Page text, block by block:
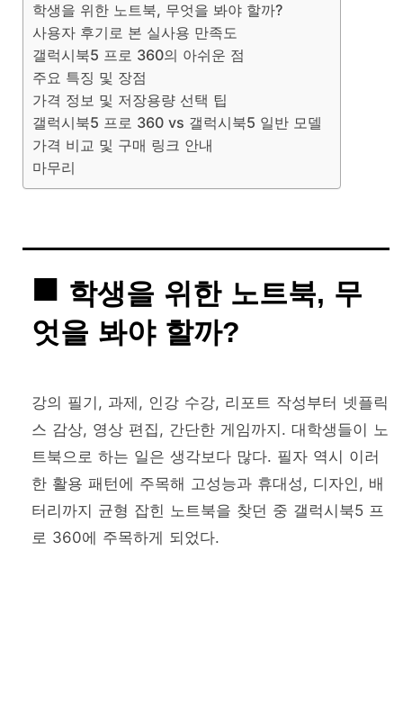
학생을 위한 노트북, 무엇을 봐야 할까?
사용자 후기로 본 실사용 만족도
갤럭시북5 프로 360의 아쉬운 점
주요 특징 및 장점
가격 정보 및 저장용량 선택 팁
갤럭시북5 프로 360 vs 갤럭시북5 일반 모델
가격 비교 및 구매 링크 안내
마무리
학생을 위한 노트북, 무
엇을 봐야 할까?
강의 필기, 과제, 인강 수강, 리포트 작성부터 넷플릭
스 감상, 영상 편집, 간단한 게임까지. 대학생들이 노
트북으로 하는 일은 생각보다 많다. 필자 역시 이러
한 활용 패턴에 주목해 고성능과 휴대성, 디자인, 배
터리까지 균형 잡힌 노트북을 찾던 중 갤럭시북5 프
로 360에 주목하게 되었다.